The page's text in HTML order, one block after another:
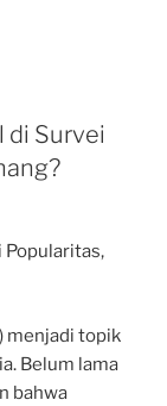
di Survei
Popularitas,
menjadi topik
Belum lama
bahwa